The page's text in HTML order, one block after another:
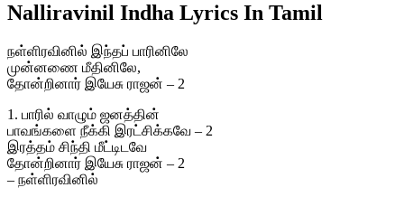
Nalliravinil Indha Lyrics In Tamil
நள்ளிரவினில் இந்தப் பாரினிலே
முன்னணை மீதினிலே,
தோன்றினார் இயேசு ராஜன் – 2
1. பாரில் வாழும் ஜனத்தின்
பாவங்களை நீக்கி இரட்சிக்கவே – 2
இரத்தம் சிந்தி மீட்டிடவே
தோன்றினார் இயேசு ராஜன் – 2
– நள்ளிரவினில்